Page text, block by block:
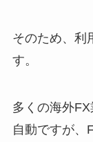
そのため、利
す。
多くの海外
自動ですが、